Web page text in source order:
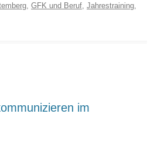
, GFK und Beruf, Jahrestraining,
im